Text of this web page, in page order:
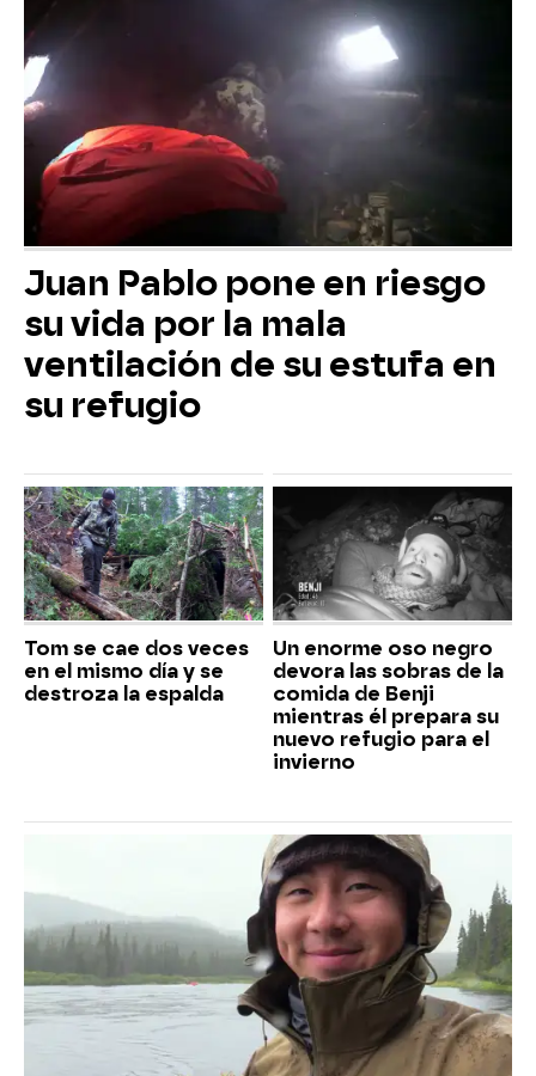
Juan Pablo pone en riesgo
su vida por la mala
ventilación de su estufa en
su refugio
Tom se cae dos veces
en el mismo día y se
destroza la espalda
Un enorme oso negro
devora las sobras de la
comida de Benji
mientras él prepara su
nuevo refugio para el
invierno